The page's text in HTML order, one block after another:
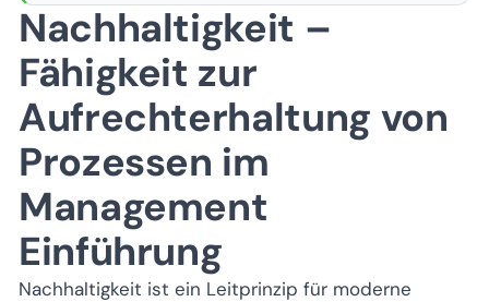
Nachhaltigkeit –
Fähigkeit zur
Aufrechterhaltung von
Prozessen im
Management
Einführung
Nachhaltigkeit ist ein Leitprinzip für moderne